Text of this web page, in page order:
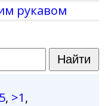
рукавом
, >1,